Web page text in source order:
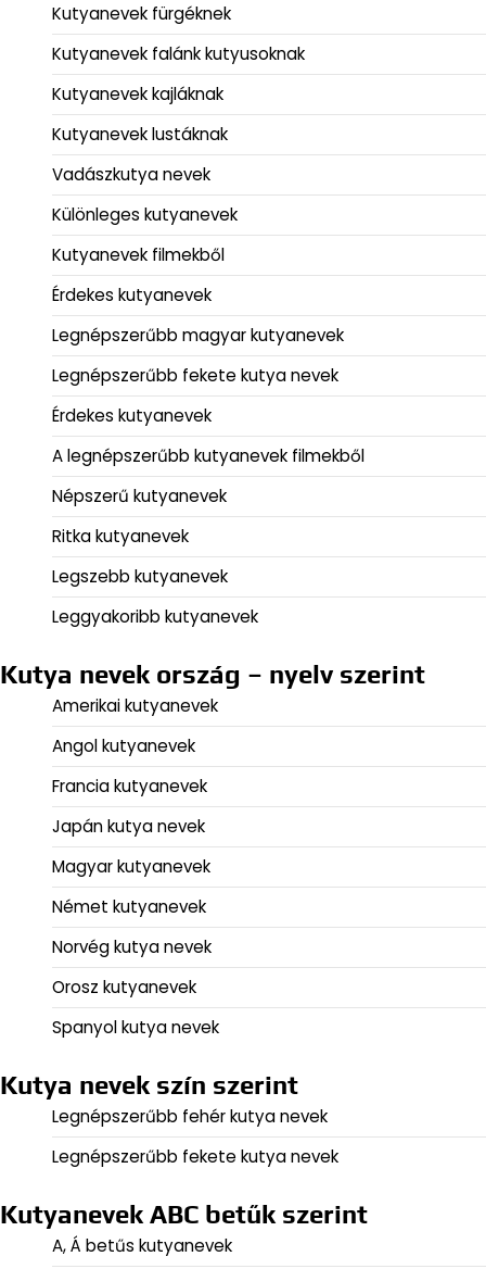
Kutyanevek fürgéknek
Kutyanevek falánk kutyusoknak
Kutyanevek kajláknak
Kutyanevek lustáknak
Vadászkutya nevek
Különleges kutyanevek
Kutyanevek filmekből
Érdekes kutyanevek
Legnépszerűbb magyar kutyanevek
Legnépszerűbb fekete kutya nevek
Érdekes kutyanevek
A legnépszerűbb kutyanevek filmekből
Népszerű kutyanevek
Ritka kutyanevek
Legszebb kutyanevek
Leggyakoribb kutyanevek
Kutya nevek ország – nyelv szerint
Amerikai kutyanevek
Angol kutyanevek
Francia kutyanevek
Japán kutya nevek
Magyar kutyanevek
Német kutyanevek
Norvég kutya nevek
Orosz kutyanevek
Spanyol kutya nevek
Kutya nevek szín szerint
Legnépszerűbb fehér kutya nevek
Legnépszerűbb fekete kutya nevek
Kutyanevek ABC betűk szerint
A, Á betűs kutyanevek